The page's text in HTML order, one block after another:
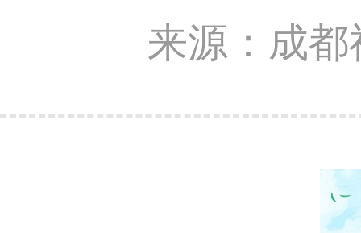
来源：成